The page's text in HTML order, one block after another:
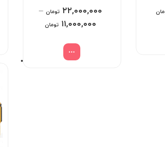
۲۲,۰۰۰,۰۰۰ تومان –
۱۱,۰۰۰,۰۰۰ تومانPrice
through